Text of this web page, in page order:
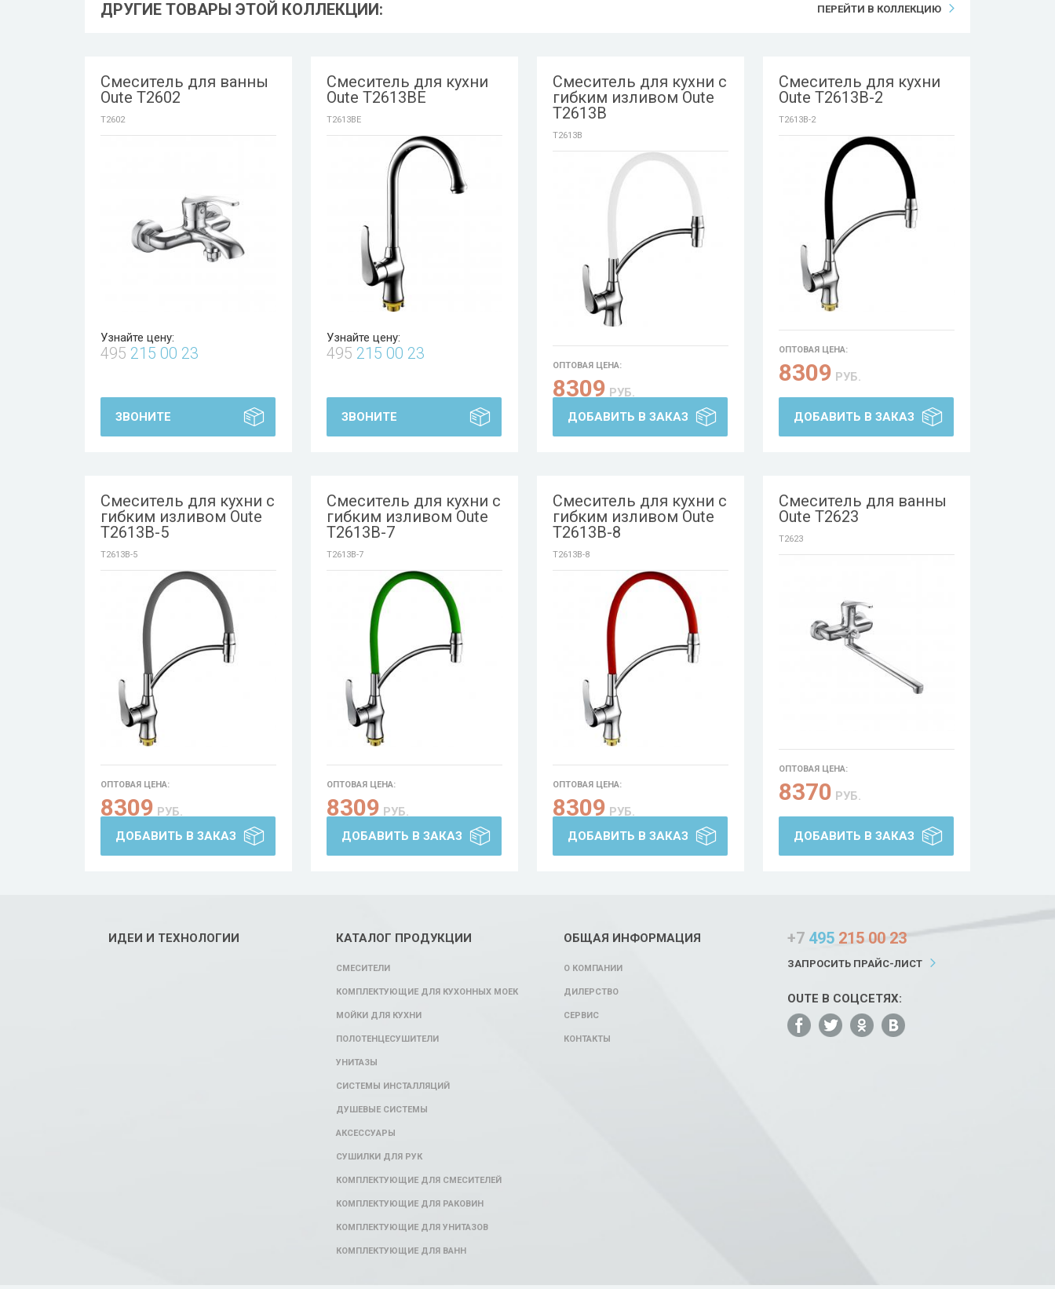
ДРУГИЕ ТОВАРЫ ЭТОЙ КОЛЛЕКЦИИ: ПЕРЕЙТИ В КОЛЛЕКЦИЮ
Смеситель для ванны
Oute T2602
T2602
Узнайте цену:
495 215 00 23
ЗВОНИТЕ
Смеситель для кухни
Oute T2613BE
T2613BE
Узнайте цену:
495 215 00 23
ЗВОНИТЕ
Смеситель для кухни с
гибким изливом Oute
T2613B
T2613B
ОПТОВАЯ ЦЕНА:
8309 РУБ.
ДОБАВИТЬ В ЗАКАЗ
Смеситель для кухни
Oute T2613B-2
T2613B-2
ОПТОВАЯ ЦЕНА:
8309 РУБ.
ДОБАВИТЬ В ЗАКАЗ
Смеситель для кухни с
гибким изливом Oute
T2613B-5
T2613B-5
ОПТОВАЯ ЦЕНА:
8309 РУБ.
ДОБАВИТЬ В ЗАКАЗ
Смеситель для кухни с
гибким изливом Oute
T2613B-7
T2613B-7
ОПТОВАЯ ЦЕНА:
8309 РУБ.
ДОБАВИТЬ В ЗАКАЗ
Смеситель для кухни с
гибким изливом Oute
T2613B-8
T2613B-8
ОПТОВАЯ ЦЕНА:
8309 РУБ.
ДОБАВИТЬ В ЗАКАЗ
Смеситель для ванны
Oute T2623
T2623
ОПТОВАЯ ЦЕНА:
8370 РУБ.
ДОБАВИТЬ В ЗАКАЗ
ИДЕИ И ТЕХНОЛОГИИ КАТАЛОГ ПРОДУКЦИИ
СМЕСИТЕЛИ
КОМПЛЕКТУЮЩИЕ ДЛЯ КУХОННЫХ МОЕК
МОЙКИ ДЛЯ КУХНИ
ПОЛОТЕНЦЕСУШИТЕЛИ
УНИТАЗЫ
СИСТЕМЫ ИНСТАЛЛЯЦИЙ
ДУШЕВЫЕ СИСТЕМЫ
АКСЕССУАРЫ
СУШИЛКИ ДЛЯ РУК
КОМПЛЕКТУЮЩИЕ ДЛЯ СМЕСИТЕЛЕЙ
КОМПЛЕКТУЮЩИЕ ДЛЯ РАКОВИН
КОМПЛЕКТУЮЩИЕ ДЛЯ УНИТАЗОВ
КОМПЛЕКТУЮЩИЕ ДЛЯ ВАНН
ОБЩАЯ ИНФОРМАЦИЯ
О КОМПАНИИ
ДИЛЕРСТВО
СЕРВИС
КОНТАКТЫ
+7 495 215 00 23
ЗАПРОСИТЬ ПРАЙС-ЛИСТ
OUTE В СОЦСЕТЯХ: